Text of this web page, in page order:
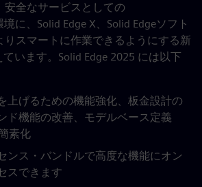
安全なサービスとしての
に、Solid Edge X、Solid Edgeソフト
りスマートに作業できるようにする新
います。Solid Edge 2025 には以下
上げるための機能強化、板金設計の
ド機能の改善、モデルベース定義
素化
ンス・バンドルで高度な機能にオン
スできます